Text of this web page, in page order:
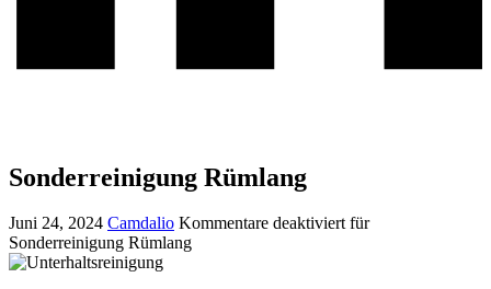
Sonderreinigung Rümlang
Juni 24, 2024 Camdalio Kommentare deaktiviertfür
Sonderreinigung Rümlang